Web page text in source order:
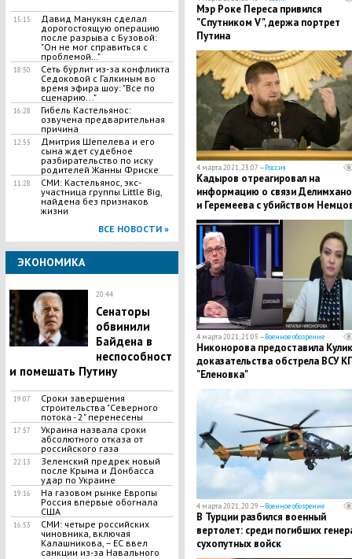
15:15
Давид Манукян сделал
дорогостоящую операцию
после разрыва с Бузовой:
"Он не мог справиться с
проблемой…"
18:50
Сеть бурлит из-за конфликта
Седоковой с Галкиным во
время эфира шоу: "Все по
сценарию..."
16:28
​Гибель Кастельянос:
озвучена предварительная
причина
12:55
Дмитрия Шепелева и его
сына ждет судебное
разбирательство по иску
родителей Жанны Фриске
11:28
​СМИ: Кастельянос, экс-
участница группы Little Big,
найдена без признаков
жизни
ВСЕ НОВОСТИ »
ЭКОНОМИКА
20:44
Сенаторы
обвинили
Байдена в
неспособност
и помешать Путину
19:07
Сроки завершения
строительства "Северного
потока - 2" перенесены
17:57
Украина назвала сроки
абсолютного отказа от
российского газа
22:13
Зеленский предрек новый
после Крыма и Донбасса
удар по Украине
19:16
На газовом рынке Европы
Россия впервые обогнала
США
16:53
​СМИ: четыре российских
чиновника, включая
Калашникова, – ЕС ввел
санкции из-за Навального
Мэр Роке Переса привился
"Спутником V", держа портрет
Путина
4 марта 2021, 23:07 —Россия
Кадыров отреагировал на
информацию о связи
и Геремеева с убийством
4 марта 2021, 21:05 —Военное обозрение
Никонорова предоставила
доказательства обстрела ВСУ
"Еленовка"
4 марта 2021, 20:29 —Военное обозрение
В Турции разбился военный
вертолет: среди погибших
сухопутных войск